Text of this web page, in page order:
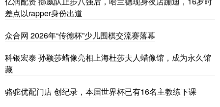
差点以rapper身份出道
众合网 2026年“传德杯”少儿围棋交流赛落幕
科银宏泰 孙颖莎蜡像亮相上海杜莎夫人蜡像馆，成为永久馆
藏
骆驼优配门店 创纪录，本届世界杯已有16名主教练下课